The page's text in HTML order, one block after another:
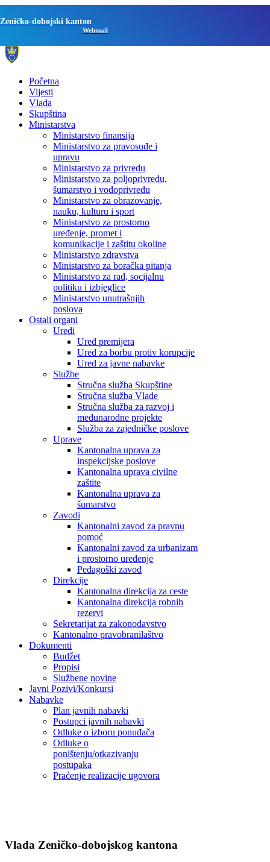
Zeničko-dobojski kanton
Webmail
Početna
Vijesti
Vlada
Skupština
Ministarstva
Ministarstvo finansija
Ministarstvo za pravosuđe i
upravu
Ministarstvo za privredu
Ministarstvo za poljoprivredu,
šumarstvo i vodoprivredu
Ministarstvo za obrazovanje,
nauku, kulturu i sport
Ministarstvo za prostorno
uređenje, promet i
komunikacije i zaštitu okoline
Ministarstvo zdravstva
Ministarstvo za boračka pitanja
Ministarstvo za rad, socijalnu
politiku i izbjeglice
Ministarstvo unutrašnjih
poslova
Ostali organi
Uredi
Ured premijera
Ured za borbu protiv korupcije
Ured za javne nabavke
Službe
Stručna služba Skupštine
Stručna služba Vlade
Stručna služba za razvoj i
međunarodne projekte
Služba za zajedničke poslove
Uprave
Kantonalna uprava za
inspekcijske poslove
Kantonalna uprava civilne
zaštite
Kantonalna uprava za
šumarstvo
Zavodi
Kantonalni zavod za pravnu
pomoć
Kantonalni zavod za urbanizam
i prostorno uređenje
Pedagoški zavod
Direkcije
Kantonalna direkcija za ceste
Kantonalna direkcija robnih
rezervi
Sekretarijat za zakonodavstvo
Kantonalno pravobranilaštvo
Dokumenti
Budžet
Propisi
Službene novine
Javni Pozivi/Konkursi
Nabavke
Plan javnih nabavki
Postupci javnih nabavki
Odluke o izboru ponuđača
Odluke o
poništenju/otkazivanju
postupaka
Praćenje realizacije ugovora
Vlada Zeničko-dobojskog kantona